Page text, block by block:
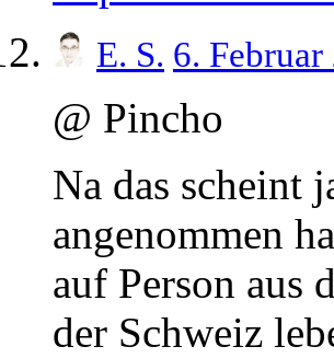
E. S. 6.
@ Pincho
Na das scheint
angenommen
auf Person aus
der Schweiz